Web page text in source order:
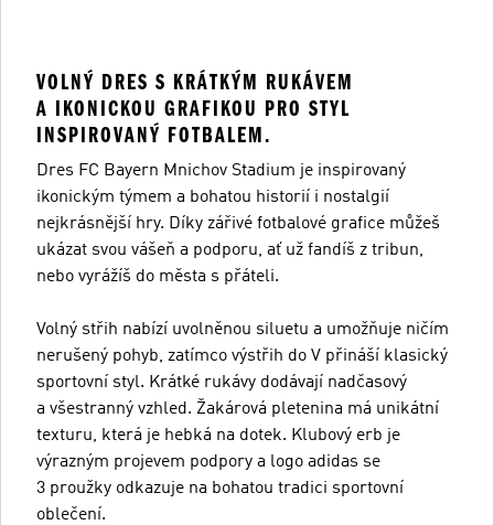
VOLNÝ DRES S KRÁTKÝM RUKÁVEM
A IKONICKOU GRAFIKOU PRO STYL
INSPIROVANÝ FOTBALEM.
Dres FC Bayern Mnichov Stadium je inspirovaný
ikonickým týmem a bohatou historií i nostalgií
nejkrásnější hry. Díky zářivé fotbalové grafice můžeš
ukázat svou vášeň a podporu, ať už fandíš z tribun,
nebo vyrážíš do města s přáteli.
Volný střih nabízí uvolněnou siluetu a umožňuje ničím
nerušený pohyb, zatímco výstřih do V přináší klasický
sportovní styl. Krátké rukávy dodávají nadčasový
a všestranný vzhled. Žakárová pletenina má unikátní
texturu, která je hebká na dotek. Klubový erb je
výrazným projevem podpory a logo adidas se
3 proužky odkazuje na bohatou tradici sportovní
oblečení.